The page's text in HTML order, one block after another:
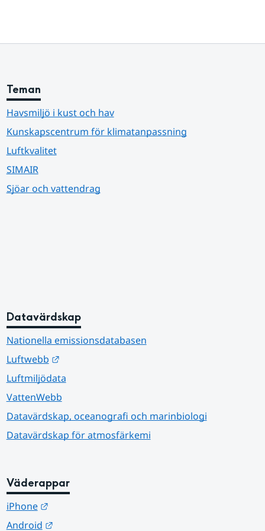
Teman
Havsmiljö i kust och hav
Kunskapscentrum för klimatanpassning
Luftkvalitet
SIMAIR
Sjöar och vattendrag
Datavärdskap
Nationella emissionsdatabasen
Luftwebb
Länk till annan webbplats.
Luftmiljödata
VattenWebb
Datavärdskap, oceanografi och marinbiologi
Datavärdskap för atmosfärkemi
Väderappar
iPhone
Länk till annan webbplats.
Android
Länk till annan webbplats.